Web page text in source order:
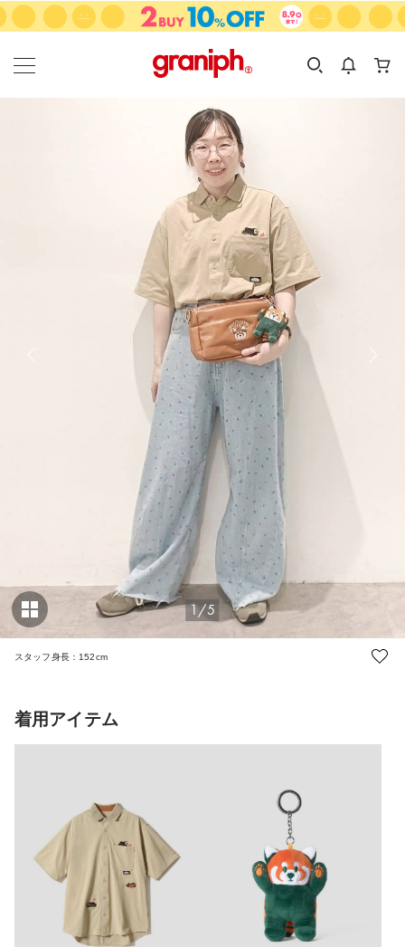
カテゴリーから探す
KIDS
カテゴリ
サイズ
1/5
スタッフ身長：152cm
着用アイテム